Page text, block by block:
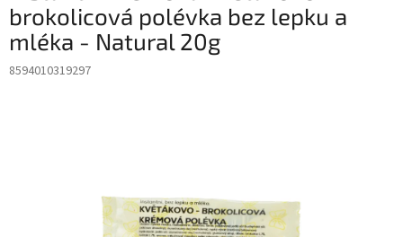
brokolicová polévka bez lepku a
mléka - Natural 20g
8594010319297